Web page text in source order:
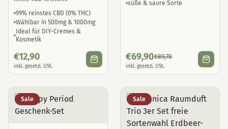
99% reinstes CBD (0% THC)
Wählbar in 500mg & 1000mg
Ideal für DIY-Cremes &
Kosmetik
€12,90
inkl. gesetzl. USt.
süße & saure Sorte
€69,90€89,70
inkl. gesetzl. USt.
Sale Sale